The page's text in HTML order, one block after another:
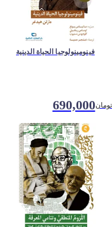
فینومینولوجیا الحیاة الدینیة
690,000تومان